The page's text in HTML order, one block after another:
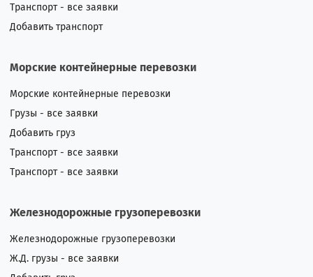
Транспорт - все заявки
Добавить транспорт
Морские контейнерные перевозки
Морские контейнерные перевозки
Грузы - все заявки
Добавить груз
Транспорт - все заявки
Транспорт - все заявки
Железнодорожные грузоперевозки
Железнодорожные грузоперевозки
Ж.Д. грузы - все заявки